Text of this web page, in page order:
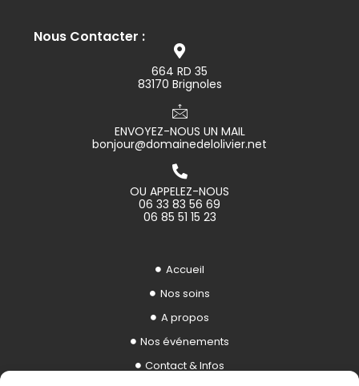
Nous Contacter :
664 RD 35
83170 Brignoles
ENVOYEZ-NOUS UN MAIL
bonjour@domainedelolivier.net
OU APPELEZ-NOUS
06 33 83 56 69
06 85 51 15 23
Accueil
Nos soins
A propos
Nos événements
Contact & Infos